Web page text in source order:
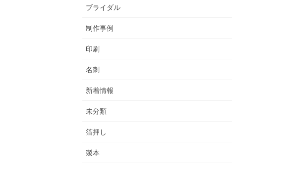
ブライダル
制作事例
印刷
名刺
新着情報
未分類
箔押し
製本